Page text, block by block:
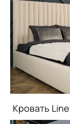
Кровать Line